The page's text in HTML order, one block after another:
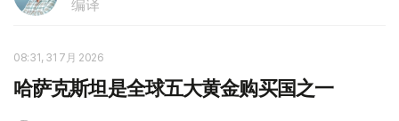
编译
08:31, 31 7月 2026
哈萨克斯坦是全球五大黄金购买国之一